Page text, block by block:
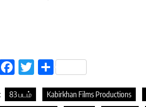
Facebook
TwitterShare
83 படம் Kabirkhan Films Productions